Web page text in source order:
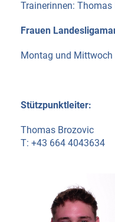
Trainerinnen: Thomas
Frauen
Montag und Mittwoch
Stützpunktleiter:
Thomas Brozovic
T: +43 664 4043634